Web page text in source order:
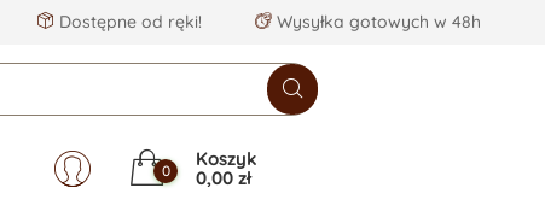
Dostępne od ręki! Wysyłka gotowych w 48h
0
Koszyk
0,00 zł